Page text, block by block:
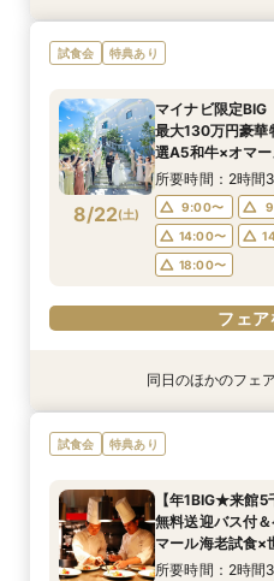
8/21(金)
【90分クイック
ト付＊お気軽相談
13:00〜
15:00〜
18:00〜
フェア
8/21(金)
1枠1組限定【一
エ★コース試食】
所要時間：2時間
13:00〜
16:00〜
19:00〜
フェア
8/21(金)
平日限定BIG＜1
＆2万ディナー券
所要時間：2時間
13:00〜
15:00〜
18:00〜
フェア
8/21(金)
【複数会場検討
積など徹底比較
13:00〜
16:00〜
18:30〜
フェア
8/21(金)
【ペットと一緒
装など12大特典付
13:00〜
16:00〜
18:30〜
フェア
試食会 特典あり
8/22(土)
マイナビ限定
最大130万円豪華
選A5和牛×オマ
ティシエのレシ
プレゼント！
所要時間：2時間
9:00〜
14:00〜
18:00〜
フェア
特典あり
8/22(土)
【月1限定★来館
駅無料送迎バス
ピ★デザートブ
所要時間：2時間
9:00〜
14:00〜
特典あり
8/22(土)
1枠1組【ペット
邸宅で安心×ペッ
9:00〜
14:00〜
18:00〜
特典あり
8/22(土)
【複数会場検討
など徹底比較相談
9:00〜
14:00〜
18:00〜
特典あり
8/22(土)
【90分クイック
ト付＊お気軽相談
9:00〜
14:00〜
18:00〜
同日のほかのフェ
試食会 特典あり
【年1BIG★来館
無料送迎バス付
マール海老試食×
ピ★デザートブッ
所要時間：2時間